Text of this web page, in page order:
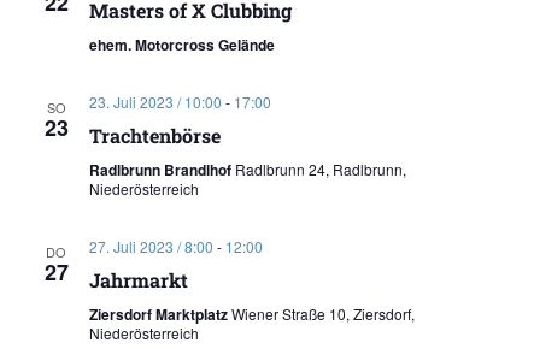
Masters of X Clubbing
ehem. Motorcross Gelände
SO
23
23. Juli 2023 / 10:00 - 17:00
Trachtenbörse
Radlbrunn Brandlhof Radlbrunn 24, Radlbrunn,
Niederösterreich
DO
27
27. Juli 2023 / 8:00 - 12:00
Jahrmarkt
Ziersdorf MarktplatzWiener Straße 10, Ziersdorf,
Niederösterreich